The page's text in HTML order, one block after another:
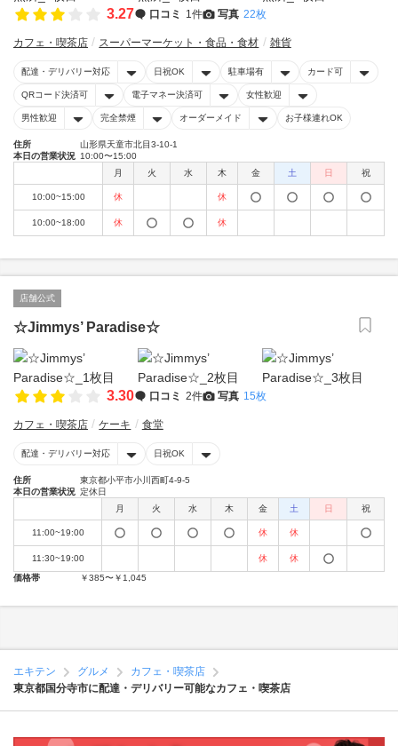
3.27 口コミ 1件 写真 22枚
カフェ・喫茶店 スーパーマーケット・食品・食材 雑貨
配達・デリバリー対応 日祝OK 駐車場有 カード可
QRコード決済可 電子マネー決済可 女性歓迎
男性歓迎 完全禁煙 オーダーメイド お子様連れOK
住所
山形県天童市北目3-10-1
本日の営業状況 10:00〜15:00
月
火 水 木 金 土 日 祝
10:00~15:00 休 休
10:00~18:00 休 休
店舗公式
☆Jimmys’ Paradise☆
3.30 口コミ 2件 写真 15枚
カフェ・喫茶店 ケーキ 食堂
配達・デリバリー対応 日祝OK
住所
東京都小平市小川西町4-9-5
本日の営業状況 定休日
月
火 水 木 金 土 日 祝
11:00~19:00 休 休
11:30~19:00 休
休
価格帯
￥385〜￥1,045
エキテン グルメ
カフェ・喫茶店
東京都国分寺市に配達・デリバリー可能なカフェ・喫茶店